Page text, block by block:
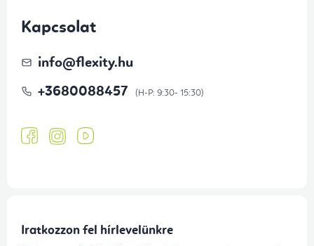
Kapcsolat
info@flexity.hu
+3680088457
Iratkozzon fel hírlevelünkre